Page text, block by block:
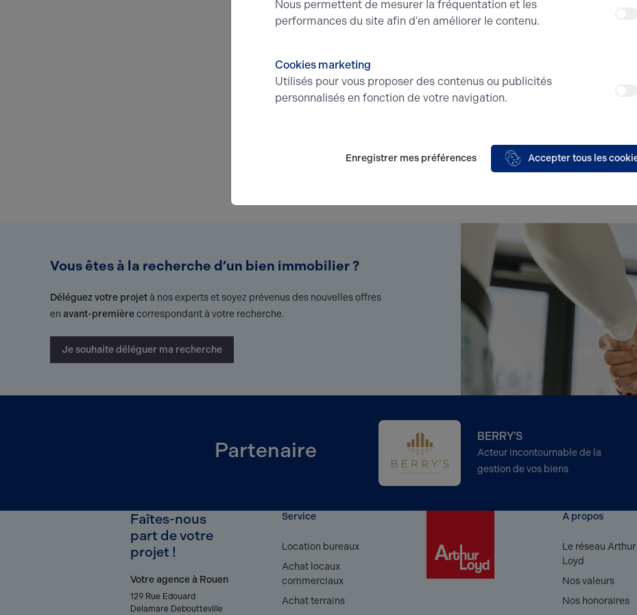
Vous êtes à la recherche d’un bien immobilier ?
Déléguez votre projetà nos experts et soyez prévenus des nouvelles offres
en avant-premièrecorrespondant à votre recherche.
Je souhaite déléguer ma recherche
Partenaire
BERRY'S
Acteur incontournable de la
gestion de vos biens
Faîtes-nous
part de votre
projet !
Votre agence à Rouen
129 Rue Edouard
Delamare Deboutteville
Service
Location bureaux
Achat locaux
commerciaux
Achat terrains
A propos
Le réseau Arthur
Loyd
Nos valeurs
Nos honoraires
Nous permettent de mesurer la fréquentation et les
performances du site afin d’en améliorer le contenu.
Cookies marketing
Utilisés pour vous proposer des contenus ou publicités
personnalisés en fonction de votre navigation.
Enregistrer mes préférences Accepter tous les